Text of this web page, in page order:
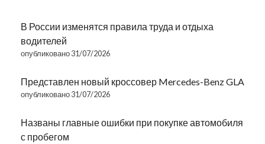
В России изменятся правила труда и отдыха
водителей
опубликовано 31/07/2026
Представлен новый кроссовер Mercedes-Benz GLA
опубликовано 31/07/2026
Названы главные ошибки при покупке автомобиля
с пробегом